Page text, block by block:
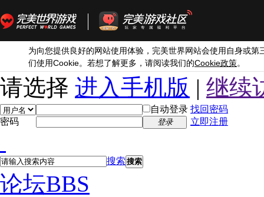
为向您提供良好的网站使用体验，完美世界网站会使用自身或第
们使用Cookie。若想了解更多，请阅读我们的Cookie政策。
请选择 进入手机版 | 继续
自动登录 找回密码
密码
登录 立即注册
搜索 搜索
论坛BBS